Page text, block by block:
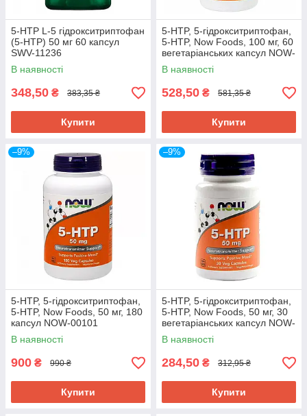
5-HTP L-5 гідрокситриптофан
(5-HTP) 50 мг 60 капсул
SWV-11236
В наявності
348,50 ₴ 383,35 ₴
Купити
5-HTP, 5-гідрокситриптофан,
5-HTP, Now Foods, 100 мг, 60
вегетаріанських капсул NOW-
00105
В наявності
528,50 ₴ 581,35 ₴
Купити
–9%
5-HTP, 5-гідрокситриптофан,
5-HTP, Now Foods, 50 мг, 180
капсул NOW-00101
В наявності
900 ₴ 990 ₴
Купити
–9%
5-HTP, 5-гідрокситриптофан,
5-HTP, Now Foods, 50 мг, 30
вегетаріанських капсул NOW-
00097
В наявності
284,50 ₴ 312,95 ₴
Купити